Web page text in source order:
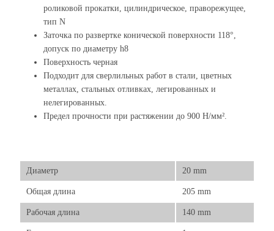
роликовой прокатки, цилиндрическое, праворежущее,
тип N
Заточка по развертке конической поверхности 118°,
допуск по диаметру h8
Поверхность черная
Подходит для сверлильных работ в стали, цветных
металлах, стальных отливках, легированных и
нелегированных.
Предел прочности при растяжении до 900 Н/мм².
Диаметр 20 mm
Общая длина 205 mm
Рабочая длина 140 mm